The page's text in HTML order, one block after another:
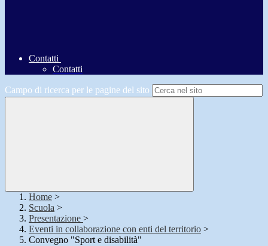
Contatti
Contatti
Campo di ricerca per le pagine del sito
Home >
Scuola >
Presentazione >
Eventi in collaborazione con enti del territorio >
Convegno "Sport e disabilità"